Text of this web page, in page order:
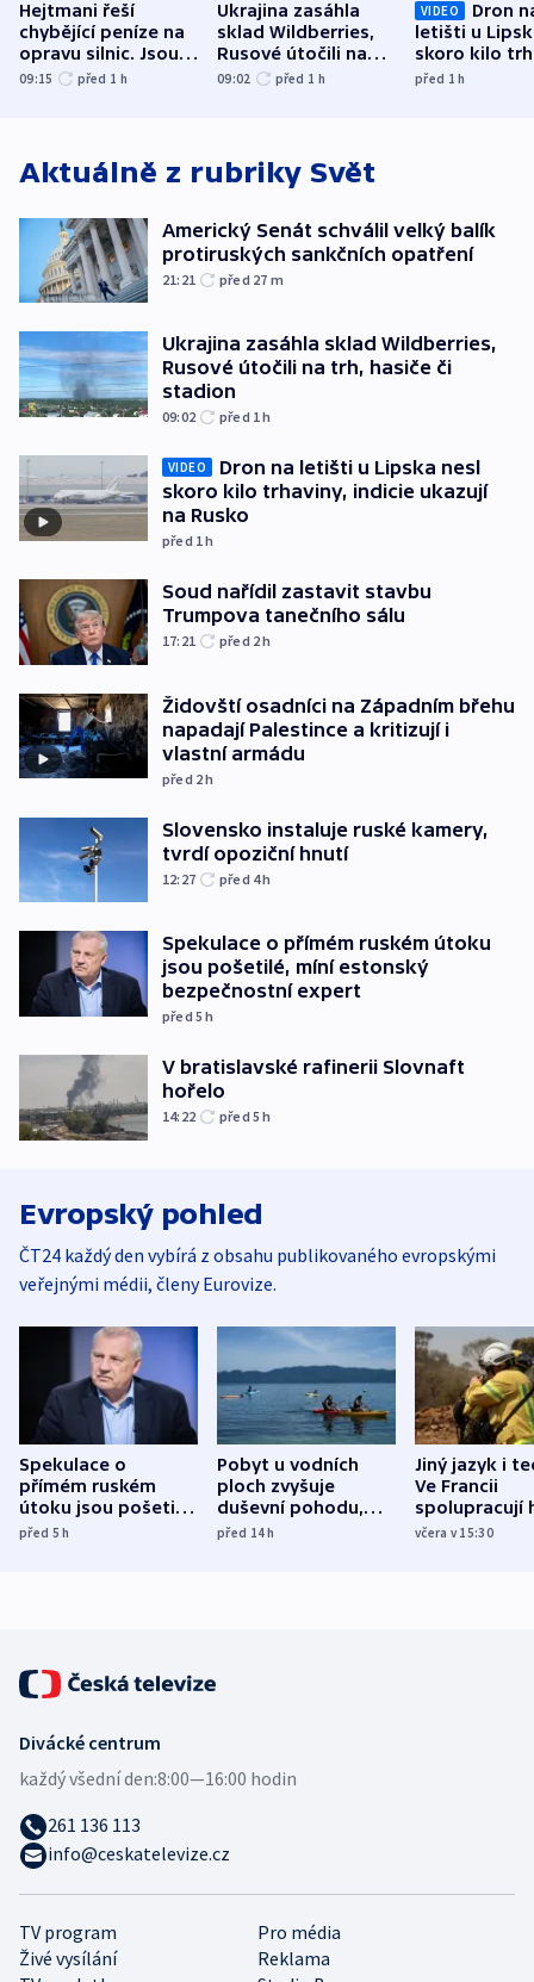
Hejtmani řeší
chybějící peníze na
opravu silnic. Jsou
nenárokové, namítá
09:15 před 1 h
Ukrajina zasáhla
sklad Wildberries,
Rusové útočili na
trh, hasiče či
09:02 před 1 h
VIDEO
Dron
letišti u
skoro kilo
indicie
před 1h
Aktuálně z rubriky Svět
Americký Senát schválil velký balík
protiruských sankčních opatření
21:21 před 27 m
Ukrajina zasáhla sklad Wildberries,
Rusové útočili na trh, hasiče či
stadion
09:02 před 1h
VIDEO
Dron na letišti u Lipska nesl
skoro kilo trhaviny, indicie ukazují
na Rusko
před 1h
Soud nařídil zastavit stavbu
Trumpova tanečního sálu
17:21 před 2h
Židovští osadníci na Západním břehu
napadají Palestince a kritizují i
vlastní armádu
před 2h
Slovensko instaluje ruské kamery,
tvrdí opoziční hnutí
12:27 před 4h
Spekulace o přímém ruském útoku
jsou pošetilé, míní estonský
bezpečnostní expert
před 5h
V bratislavské rafinerii Slovnaft
hořelo
14:22 před 5h
Evropský pohled
ČT24 každý den vybírá z obsahu publikovaného evropskými
veřejnými médii, členy Eurovize.
Spekulace o
přímém ruském
útoku jsou pošetilé,
míní estonský
před 5h
Pobyt u vodních
ploch zvyšuje
duševní pohodu,
ukázala
před 14h
Jiný jazyk i
Ve Francii
spolupracují
různých zemí
včera v 15:30
TV program
Pro média
Živé vysílání
Reklama
Divácké centrum
každý všední den:8:00—16:00 hodin
261 136 113
info@ceskatelevize.cz